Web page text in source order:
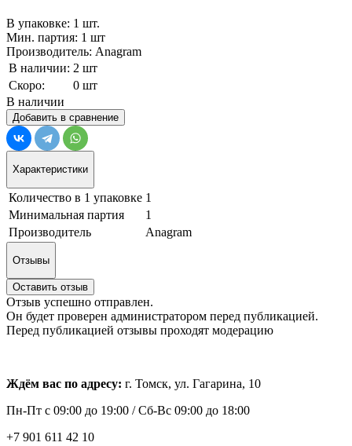
В упаковке: 1 шт.
Мин. партия: 1 шт
Производитель: Anagram
В наличии: 2 шт
Скоро:
0 шт
В наличии
Добавить в сравнение
Характеристики
Количество в 1 упаковке 1
Минимальная партия
1
Производитель
Anagram
Отзывы
Оставить отзыв
Отзыв успешно отправлен.
Он будет проверен администратором перед публикацией.
Перед публикацией отзывы проходят модерацию
Ждём вас по адресу: г. Томск, ул. Гагарина, 10
Пн-Пт с 09:00 до 19:00 /Сб-Вс 09:00 до 18:00
+7 901 611 42 10